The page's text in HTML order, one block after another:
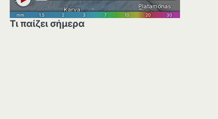
Τι παίζει σήμερα